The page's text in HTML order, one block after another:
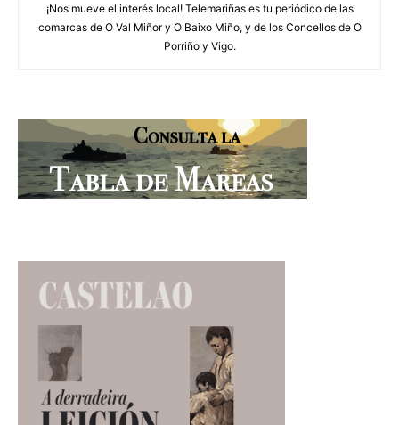
¡Nos mueve el interés local! Telemariñas es tu periódico de las
comarcas de O Val Miñor y O Baixo Miño, y de los Concellos de O
Porriño y Vigo.